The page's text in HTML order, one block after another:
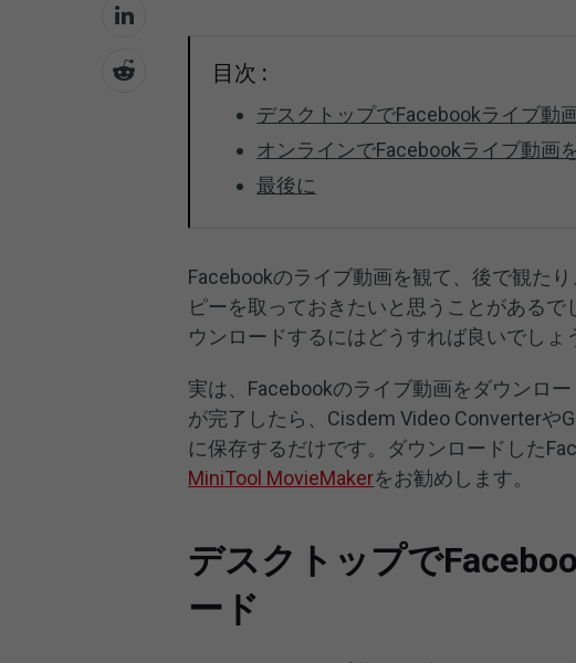
目次 :
デスクトップでFacebookライブ動
オンラインでFacebookライブ動画
最後に
Facebookのライブ動画を観て、後で観た
ピーを取っておきたいと思うことがある
ウンロードするにはどうすれば良いでしょ
実は、Facebookのライブ動画をダウンロ
が完了したら、Cisdem Video Converterや
に保存するだけです。ダウンロードした
MiniTool MovieMakerをお勧めします。
デスクトップで
ード